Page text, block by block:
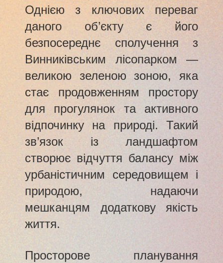
Однією з ключових переваг
даного об’єкту є його
безпосереднє сполучення з
Винниківським лісопарком —
великою зеленою зоною, яка
стає продовженням простору
для прогулянок та активного
відпочинку на природі. Такий
зв’язок із ландшафтом
створює відчуття балансу між
урбаністичним середовищем і
природою, надаючи
мешканцям додаткову якість
життя.
Просторове планування